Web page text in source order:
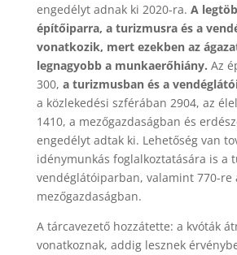
engedélyt adnak ki 2020-ra. A
építőiparra, a turizmusra és a
vonatkozik, mert ezekben az
legnagyobb a munkaerőhiány. Az
300, a turizmusban és a
a közlekedési szférában 2904, az
1410, a mezőgazdaságban és
engedélyt adtak ki. Lehetőség van
idénymunkás foglalkoztatására is a
vendéglátóiparban, valamint 770-re
mezőgazdaságban.
A tárcavezető hozzátette: a kvóták
vonatkoznak, addig lesznek